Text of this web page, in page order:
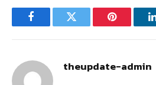
FacebookTwitter Pinterest
theupdate-admin